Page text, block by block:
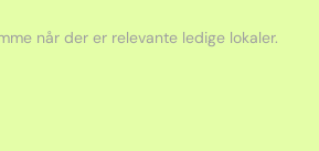
når der er relevante ledige lokaler.